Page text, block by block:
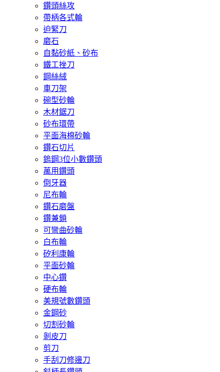
鑽頭絲攻
帶柄各式輪
迫緊刀
磨石
自黏砂紙、砂布
鐵工挫刀
鋼絲絨
車刀架
碗型砂輪
木材鋸刀
砂布環帶
平面海棉砂輪
鑽石切片
鎢鋼3位小數鑽頭
萬用鑽頭
倒牙器
尼布輪
鑽石磨盤
鑽兼鎖
可彎曲砂輪
白布輪
矽利康輪
平面砂輪
中心鑽
硬布輪
美規號數鑽頭
金鋼砂
切割砂輪
剝皮刀
剪刀
手刮刀修邊刀